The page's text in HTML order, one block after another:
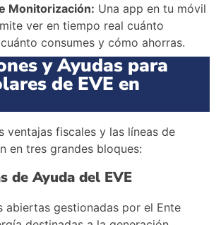
Monitorización: Una app en tu móvil
ver en tiempo real cuánto
consumes y cómo ahorras.
y Ayudas para
de EVE en
ventajas fiscales y las líneas de
en tres grandes bloques:
de Ayuda del EVE
abiertas gestionadas por el Ente